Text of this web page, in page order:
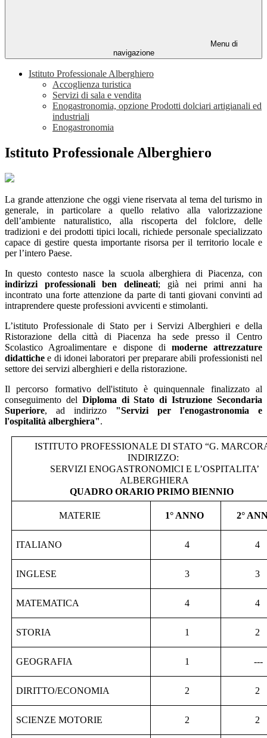
Menu di
navigazione
Istituto Professionale Alberghiero
Accoglienza turistica
Servizi di sala e vendita
Enogastronomia, opzione Prodotti dolciari artigianali ed
industriali
Enogastronomia
Istituto Professionale Alberghiero
La grande attenzione che oggi viene riservata al tema del turismo in
generale, in particolare a quello relativo alla valorizzazione
dell’ambiente naturalistico, alla riscoperta del folclore, delle
tradizioni e dei prodotti tipici locali, richiede personale specializzato
capace di gestire questa importante risorsa per il territorio locale e
per l’intero Paese.
In questo contesto nasce la scuola alberghiera di Piacenza, con
indirizzi professionali ben delineati; già nei primi anni ha
incontrato una forte attenzione da parte di tanti giovani convinti ad
intraprendere queste professioni avvicenti e stimolanti.
L’istituto Professionale di Stato per i Servizi Alberghieri e della
Ristorazione della città di Piacenza ha sede presso il Centro
Scolastico Agroalimentare e dispone di moderne attrezzature
didattiche e di idonei laboratori per preparare abili professionisti nel
settore dei servizi alberghieri e della ristorazione.
Il percorso formativo dell'istituto è quinquennale finalizzato al
conseguimento del Diploma di Stato di Istruzione Secondaria
Superiore, ad indirizzo "Servizi per l'enogastronomia e
l'ospitalità alberghiera".
ISTITUTO PROFESSIONALE DI STATO “G.
INDIRIZZO:
SERVIZI ENOGASTRONOMICI E L’OSPITALITA’
ALBERGHIERA
QUADRO ORARIO PRIMO BIENNIO
MATERIE 1° ANNO 2°
ITALIANO 4 4
INGLESE 3 3
MATEMATICA 4 4
STORIA 1 2
GEOGRAFIA 1 ---
DIRITTO/ECONOMIA 2 2
SCIENZE MOTORIE 2 2